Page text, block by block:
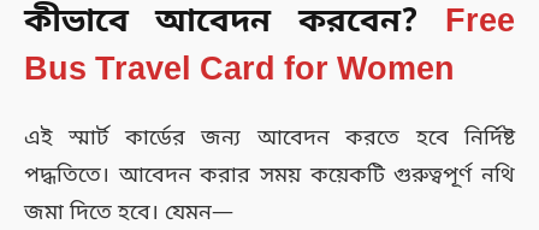
কীভাবে আবেদন করবেন? Free
Bus Travel Card for Women
এই স্মার্ট কার্ডের জন্য আবেদন করতে হবে নির্দিষ্ট
পদ্ধতিতে। আবেদন করার সময় কয়েকটি গুরুত্বপূর্ণ নথি
জমা দিতে হবে। যেমন—